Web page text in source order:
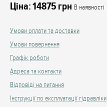
Ціна:14875 грн В наявності
Умови оплати та доставки
Умови повернення
Графік роботи
Адреса та контакти
Відповіді на питання
Інструкції по експлуатації гідравліки